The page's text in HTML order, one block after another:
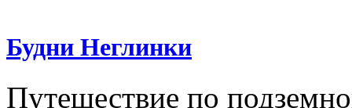
Будни Неглинки
Путешествие по